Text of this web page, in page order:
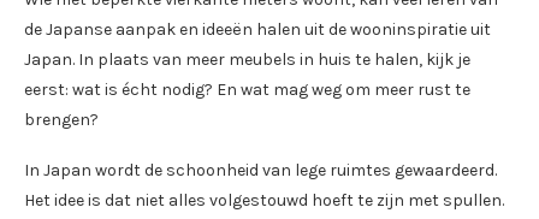
de Japanse aanpak en ideeën halen uit de wooninspiratie uit
Japan. In plaats van meer meubels in huis te halen, kijk je
eerst: wat is écht nodig? En wat mag weg om meer rust te
brengen?
In Japan wordt de schoonheid van lege ruimtes gewaardeerd.
Het idee is dat niet alles volgestouwd hoeft te zijn met spullen.